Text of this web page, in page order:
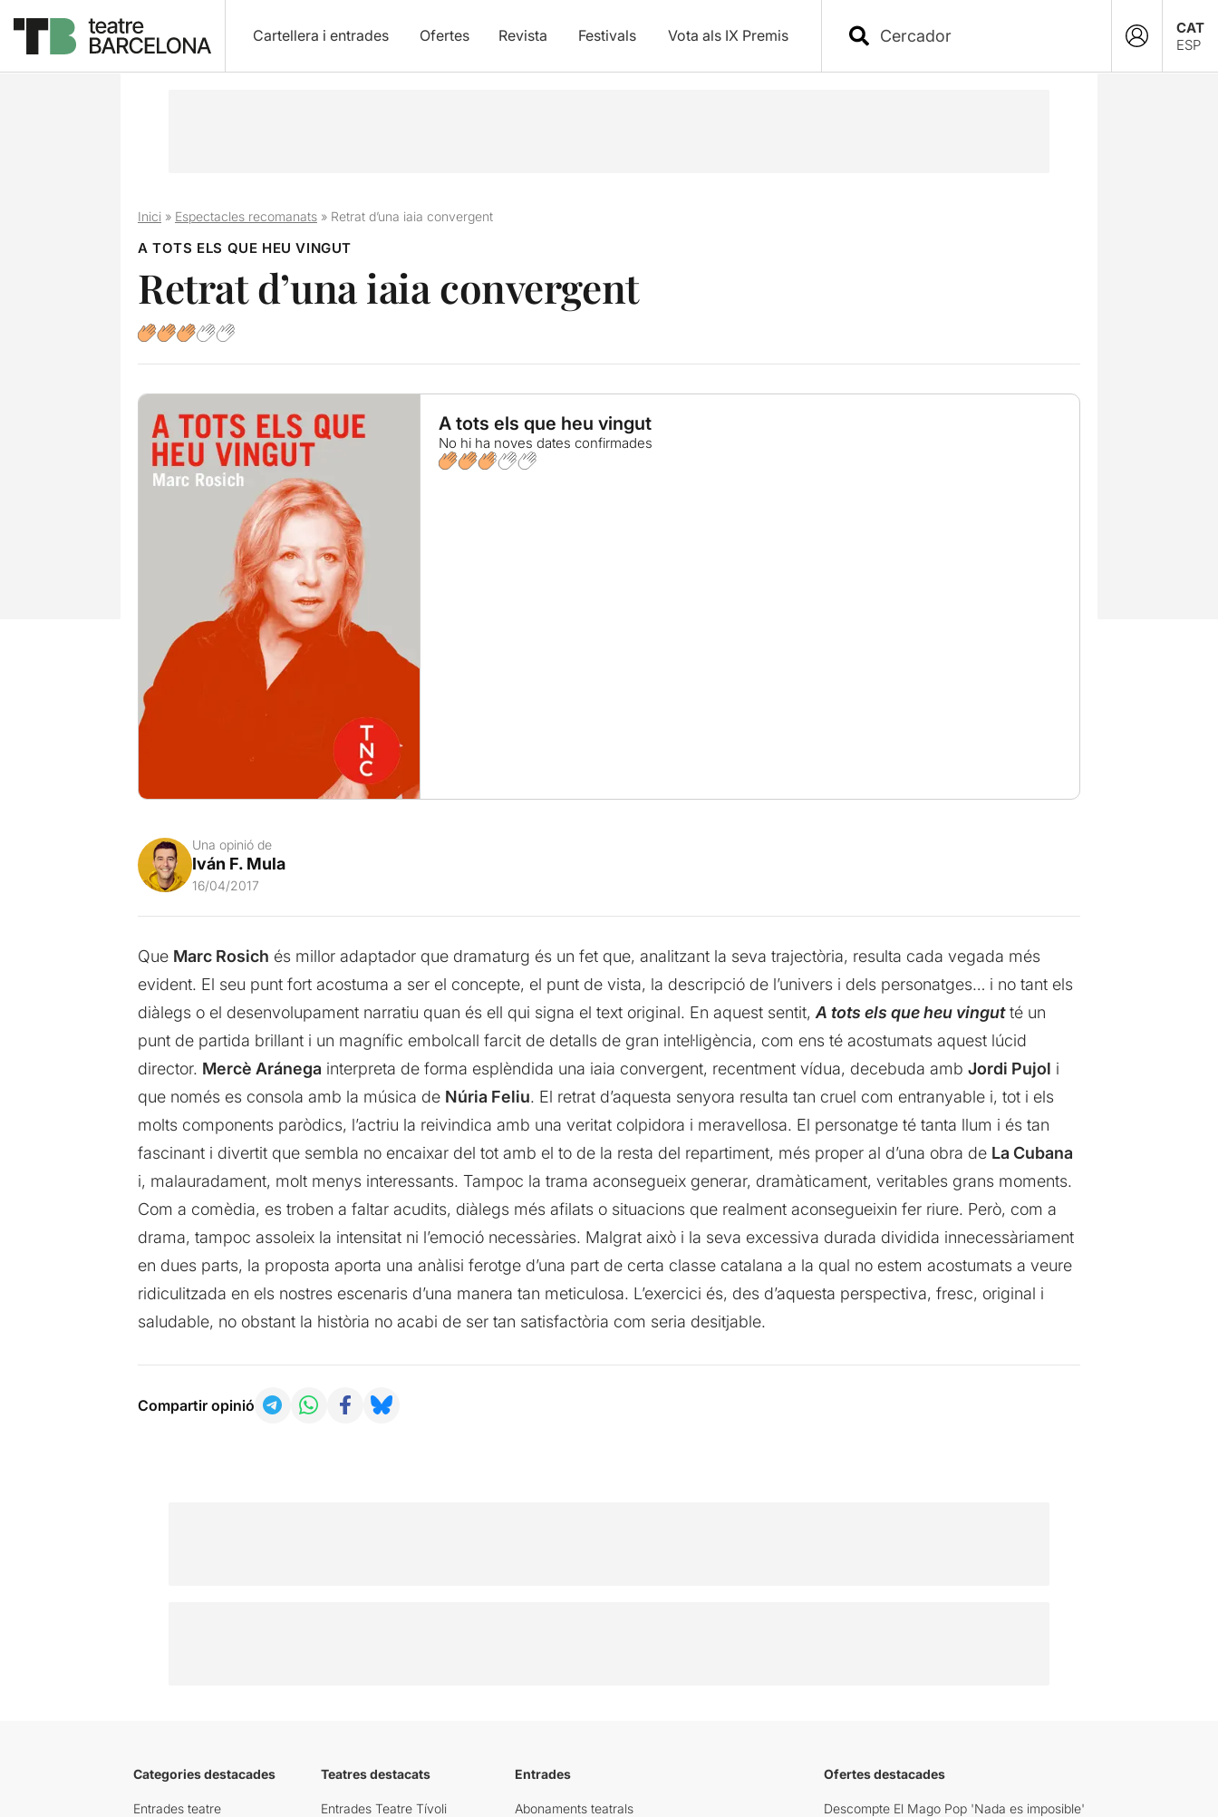
Cartellera i entrades Ofertes Revista Festivals Vota als IX Premis
CAT
ESP
Inici» Espectacles recomanats» Retrat d’una iaia convergent
A TOTS ELS QUE HEU VINGUT
Retrat d’una iaia convergent
A tots els que heu vingut
No hi ha noves dates confirmades
Una opinió de
Iván F. Mula
16/04/2017
Que Marc Rosich és millor adaptador que dramaturg és un fet que, analitzant la seva trajectòria, resulta cada vegada més
evident. El seu punt fort acostuma a ser el concepte, el punt de vista, la descripció de l’univers i dels personatges… i no tant els
diàlegs o el desenvolupament narratiu quan és ell qui signa el text original. En aquest sentit, A tots els que heu vingutté un
punt de partida brillant i un magnífic embolcall farcit de detalls de gran intel·ligència, com ens té acostumats aquest lúcid
director. Mercè Aránega interpreta de forma esplèndida una iaia convergent, recentment vídua, decebuda amb Jordi Pujol i
que només es consola amb la música de Núria Feliu. El retrat d’aquesta senyora resulta tan cruel com entranyable i, tot i els
molts components paròdics, l’actriu la reivindica amb una veritat colpidora i meravellosa. El personatge té tanta llum i és tan
fascinant i divertit que sembla no encaixar del tot amb el to de la resta del repartiment, més proper al d’una obra de La Cubana
i, malauradament, molt menys interessants. Tampoc la trama aconsegueix generar, dramàticament, veritables grans moments.
Com a comèdia, es troben a faltar acudits, diàlegs més afilats o situacions que realment aconsegueixin fer riure. Però, com a
drama, tampoc assoleix la intensitat ni l’emoció necessàries. Malgrat això i la seva excessiva durada dividida innecessàriament
en dues parts, la proposta aporta una anàlisi ferotge d’una part de certa classe catalana a la qual no estem acostumats a veure
ridiculitzada en els nostres escenaris d’una manera tan meticulosa. L’exercici és, des d’aquesta perspectiva, fresc, original i
saludable, no obstant la història no acabi de ser tan satisfactòria com seria desitjable.
Compartir opinió
Categories destacades
Entrades teatre
Teatres destacats
Entrades Teatre Tívoli
Entrades
Abonaments teatrals
Ofertes destacades
Descompte El Mago Pop 'Nada es imposible'